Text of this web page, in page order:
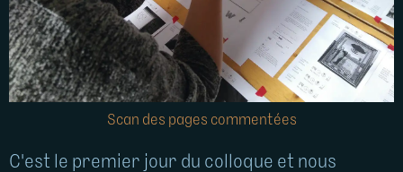
Scan des pages commentées
C'est le premier jour du colloque et nous